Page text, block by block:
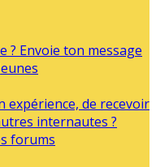
? Envoie ton message
expérience, de recevoir
internautes ?
forums